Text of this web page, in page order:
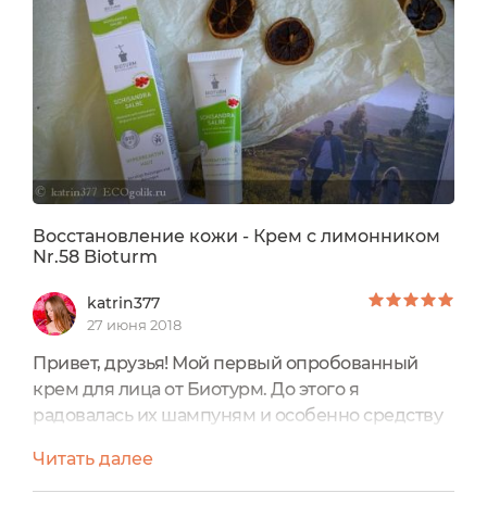
Восстановление кожи - Крем с лимонником
Nr.58 Bioturm
katrin377
27 июня 2018
Привет, друзья! Мой первый опробованный
крем для лица от Биотурм. До этого я
радовалась их шампуням и особенно средству
лица))) Великая честь стать моим первенцем
выпала крему с лимонником Nr.58 У Биотурм
Читать далее